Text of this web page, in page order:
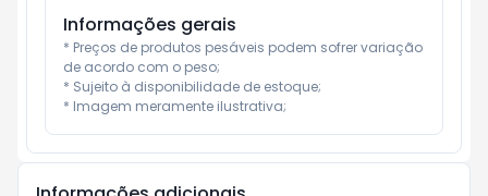
Informações gerais
* Preços de produtos pesáveis podem sofrer variação
de acordo com o peso;
* Sujeito à disponibilidade de estoque;
* Imagem meramente ilustrativa;